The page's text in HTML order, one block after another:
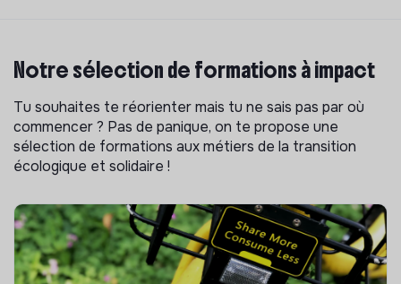
Notre sélection de formations à impact
Tu souhaites te réorienter mais tu ne sais pas par où
commencer ? Pas de panique, on te propose une
sélection de formations aux métiers de la transition
écologique et solidaire !